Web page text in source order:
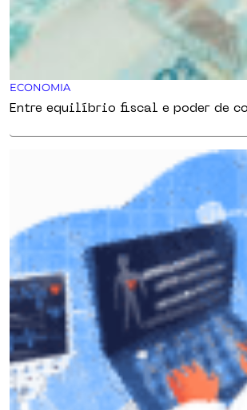
ECONOMIA
Entre equilíbrio fiscal e poder de